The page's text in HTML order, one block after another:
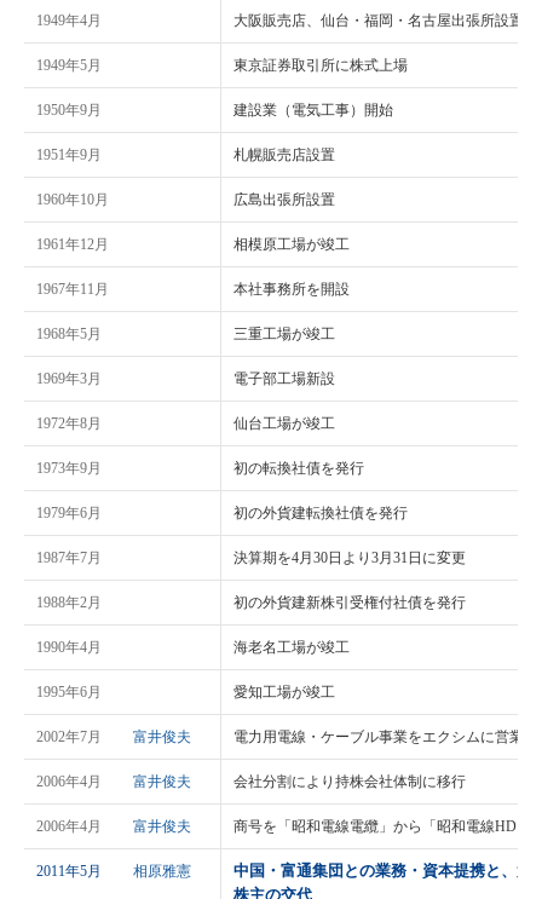
1949年4月 大阪販売店、仙台・福岡・名古屋出張所設置
1949年5月 東京証券取引所に株式上場
1950年9月 建設業（電気工事）開始
1951年9月 札幌販売店設置
1960年10月 広島出張所設置
1961年12月 相模原工場が竣工
1967年11月 本社事務所を開設
1968年5月 三重工場が竣工
1969年3月 電子部工場新設
1972年8月 仙台工場が竣工
1973年9月 初の転換社債を発行
1979年6月 初の外貨建転換社債を発行
1987年7月 決算期を4月30日より3月31日に変更
1988年2月 初の外貨建新株引受権付社債を発行
1990年4月 海老名工場が竣工
1995年6月 愛知工場が竣工
2002年7月 富井俊夫 電力用電線・ケーブル事業をエクシムに営業譲
2006年4月 富井俊夫 会社分割により持株会社体制に移行
2006年4月 富井俊夫 商号を「昭和電線電纜」から「昭和電線HD」
2011年5月 相原雅憲
中国・富通集団との業務・資本提携と、第
株主の交代